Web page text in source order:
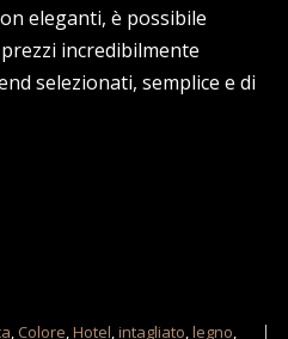
eleganti, è possibile
prezzi incredibilmente
selezionati, semplice e di
, Colore,Hotel,intagliato,legno,